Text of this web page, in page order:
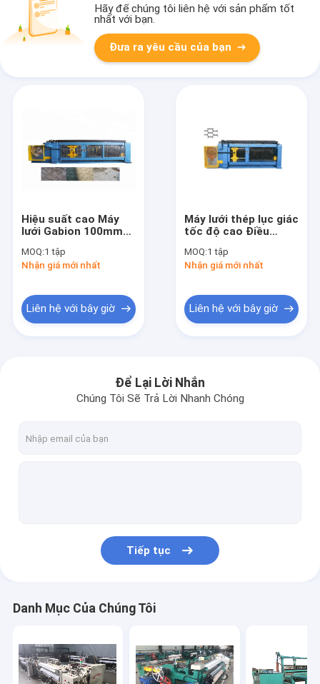
Nhà
Về chúng tôi
Hãy để chúng tôi liên hệ với sản phẩm tốt
nhất với bạn.
Đưa ra yêu cầu của bạn
Hiệu suất cao Máy
lưới Gabion 100mm
lưới Độ ồn thấp
MOQ:1 tập
Nhận giá mới nhất
Liên hệ với bây giờ
Máy lưới thép lục giác
tốc độ cao Điều
Truyền động thủy lực
MOQ:1 tập
Nhận giá mới nhất
Liên hệ với bây giờ
Để Lại Lời Nhắn
Chúng Tôi Sẽ Trả Lời Nhanh Chóng
Tiếp tục
Danh Mục Của Chúng Tôi